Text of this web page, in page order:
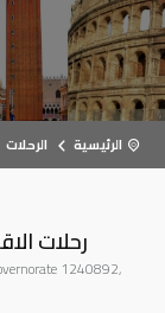
الرئيسية الرحلات
رحلات
1240892,